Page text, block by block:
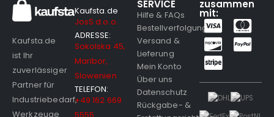
Kaufsta.de
ist Ihr
zuverlässiger
Partner für
Industriebedarf,
Werkzeuge
Kaufsta.de
JosS d.o.o.
ADRESSE:
Sokolska 45,
Maribor,
Slowenien
TELEFON:
+49 162 669
SERVICE
Hilfe & FAQs
Bestellverfolgung
Versand &
Lieferung
Mein Konto
Über uns
Datenschutz
Rückgabe- &
zusammen
mit: